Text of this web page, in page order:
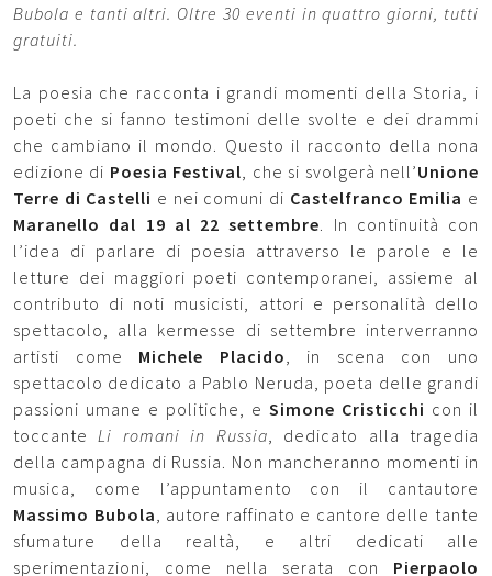
Bubola e tanti altri. Oltre 30 eventi in quattro giorni, tutti
gratuiti.
La poesia che racconta i grandi momenti della Storia, i
poeti che si fanno testimoni delle svolte e dei drammi
che cambiano il mondo. Questo il racconto della nona
edizione di Poesia Festival, che si svolgerà nell’Unione
Terre di Castelli e nei comuni di Castelfranco Emilia e
Maranello dal 19 al 22 settembre. In continuità con
l’idea di parlare di poesia attraverso le parole e le
letture dei maggiori poeti contemporanei, assieme al
contributo di noti musicisti, attori e personalità dello
spettacolo, alla kermesse di settembre interverranno
artisti come Michele Placido, in scena con uno
spettacolo dedicato a Pablo Neruda, poeta delle grandi
passioni umane e politiche, e Simone Cristicchi con il
toccanteLi romani in Russia, dedicato alla tragedia
della campagna di Russia. Non mancheranno momenti in
musica, come l’appuntamento con il cantautore
Massimo Bubola, autore raffinato e cantore delle tante
sfumature della realtà, e altri dedicati alle
sperimentazioni, come nella serata con Pierpaolo